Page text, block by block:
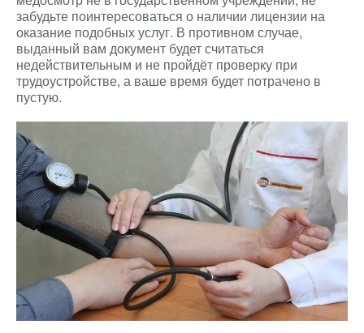
забудьте поинтересоваться о наличии лицензии на
оказание подобных услуг. В противном случае,
выданный вам документ будет считаться
недействительным и не пройдёт проверку при
трудоустройстве, а ваше время будет потрачено в
пустую.